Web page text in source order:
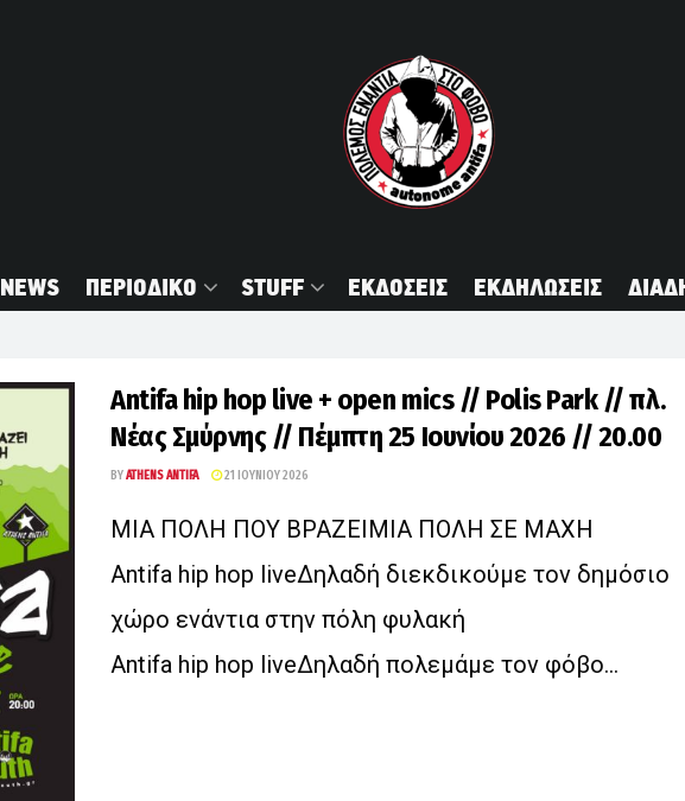
NEWS ΠΕΡΙΟΔΙΚΟ STUFF ΕΚΔΟΣΕΙΣ ΕΚΔΗΛΩΣΕΙΣ
Antifa hip hop live + open mics // Polis Park // πλ.
Νέας Σμύρνης // Πέμπτη 25 Ιουνίου 2026 // 20.00
BYATHENS ANTIFA 21 ΙΟΥΝΊΟΥ 2026
ΜΙΑ ΠΟΛΗ ΠΟΥ ΒΡΑΖΕΙΜΙΑ ΠΟΛΗ ΣΕ ΜΑΧΗ
Αntifa hip hop liveΔηλαδή διεκδικούμε τον δημόσιο
χώρο ενάντια στην πόλη φυλακή
Antifa hip hop liveΔηλαδή πολεμάμε τον φόβο...